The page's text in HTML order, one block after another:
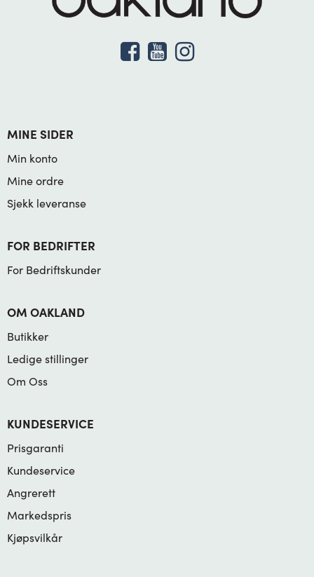
MINE SIDER
Min konto
Mine ordre
Sjekk leveranse
FOR BEDRIFTER
For Bedriftskunder
OM OAKLAND
Butikker
Ledige stillinger
Om Oss
KUNDESERVICE
Prisgaranti
Kundeservice
Angrerett
Markedspris
Kjøpsvilkår